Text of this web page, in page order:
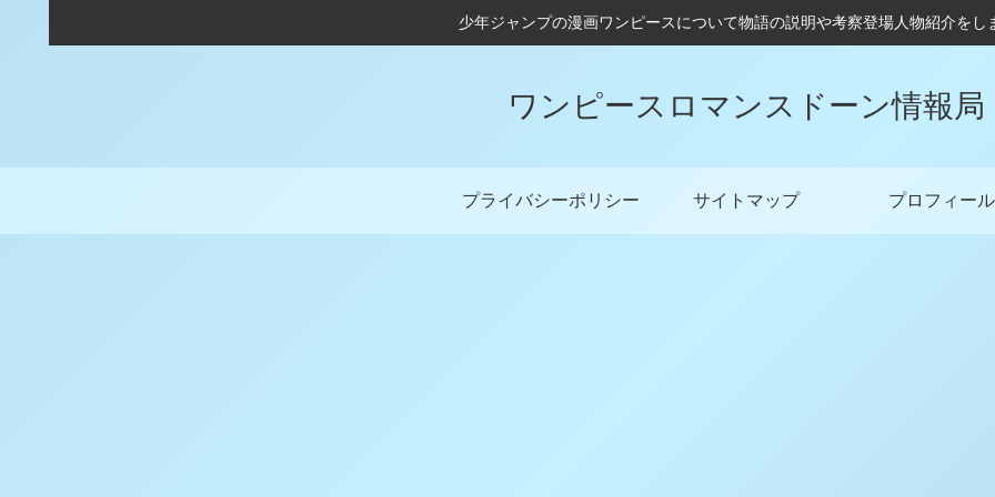
少年ジャンプの漫画ワンピースについて物語の説明や考察登場人物紹介をし
ワンピースロマンスドーン情報局
プライバシーポリシー サイトマップ プロフィール